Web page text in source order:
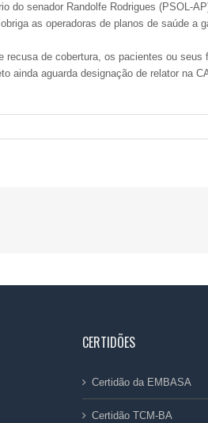
do senador Randolfe Rodrigues (PSOL-
as operadoras de planos de saúde
recusa de cobertura, os pacientes ou
ainda aguarda designação de relator na
CERTIDÕES
Certidão da EMBASA
Certidão TCM-BA